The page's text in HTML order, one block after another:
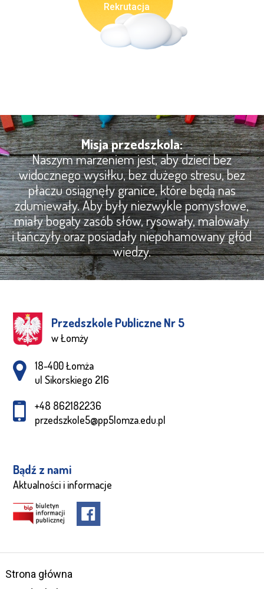
Rekrutacja
Misja przedszkola:
Naszym marzeniem jest, aby dzieci bez
widocznego wysiłku, bez dużego stresu, bez
płaczu osiągnęły granice, które będą nas
zdumiewały. Aby były niezwykle pomysłowe,
miały bogaty zasób słów, rysowały, malowały
i tańczyły oraz posiadały niepohamowany głód
wiedzy.
Przedszkole Publiczne Nr 5
w Łomży
Adres pocztowy:
18-400 Łomża
ul Sikorskiego 216
+48 862182236
przedszkole5@pp5lomza.edu.pl
Bądź z nami
Aktualności i informacje
Strona główna